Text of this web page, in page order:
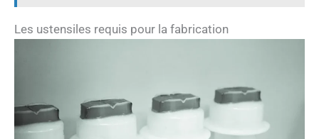
Les ustensiles requis pour la fabrication